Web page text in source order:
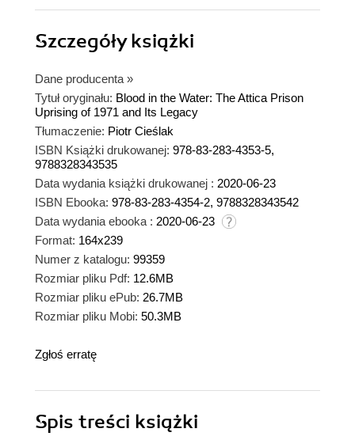
Szczegółyksiążki
Dane producenta »
Tytuł oryginału: Blood in the Water: The Attica Prison
Uprising of 1971 and Its Legacy
Tłumaczenie: Piotr Cieślak
ISBN Książki drukowanej: 978-83-283-4353-5,
9788328343535
Data wydania książki drukowanej : 2020-06-23
ISBN Ebooka: 978-83-283-4354-2, 9788328343542
Data wydania ebooka : 2020-06-23
Format: 164x239
Numer z katalogu: 99359
Rozmiar pliku Pdf: 12.6MB
Rozmiar pliku ePub: 26.7MB
Rozmiar pliku Mobi: 50.3MB
Zgłoś erratę
Spis treści książki